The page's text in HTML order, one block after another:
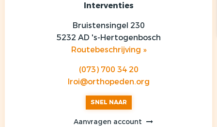
Interventies
Bruistensingel 230
5232 AD 's-Hertogenbosch
Routebeschrijving »
(073) 700 34 20
lroi@orthopeden.org
SNEL NAAR
Aanvragen account